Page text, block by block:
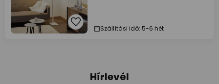
Szállítási idő: 5-6 hét
Hírlevél